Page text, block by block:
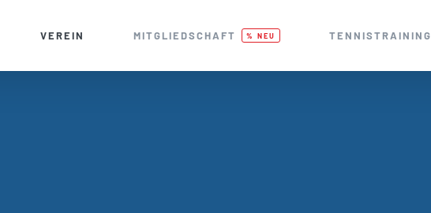
VEREIN MITGLIEDSCHAFT % NEU TENNISTRAINING